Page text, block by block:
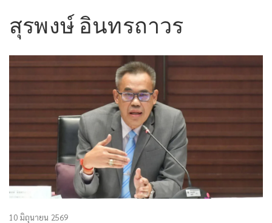
สุรพงษ์ อินทรถาวร
10 มิถุนายน 2569